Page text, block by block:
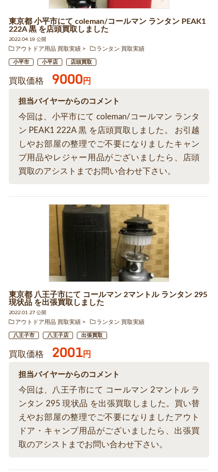
東京都 小平市にて coleman/コールマン ランタン PEAK1
222A 黒 を店頭買取しました
2022.04.19 公開
アウトドア用品 買取実績
ランタン 買取実績
小平市 小平店 店頭買取
買取価格 9000円
担当バイヤーからのコメント
今回は、小平市にて coleman/コールマン ランタ
ン PEAK1 222A 黒 を店頭買取しました。 お引越
しやお部屋の整理でご不要になりましたキャン
プ用品やレジャー用品がございましたら、店頭
買取のアシストまでお問い合わせ下さい。
東京都 八王子市にて コールマン 2マントル ランタン 295
現状品 を出張買取しました
2022.01.27 公開
アウトドア用品 買取実績
ランタン 買取実績
八王子市 八王子店 出張買取
買取価格 2001円
担当バイヤーからのコメント
今回は、八王子市にて コールマン 2マントル ラ
ンタン 295 現状品 を出張買取しました。買い替
えやお部屋の整理でご不要になりましたアウト
ドア・キャンプ用品がございましたら、出張買
取のアシストまでお問い合わせ下さい。